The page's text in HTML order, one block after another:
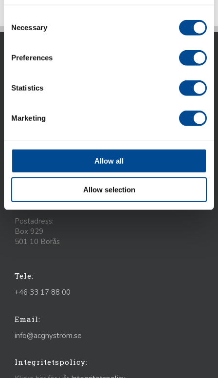
Selection
Necessary
Preferences
Statistics
Marketing
Allow all
Allow selection
marknadsför avancerad utrustning, system och kunskap
till den tillverkande industrin. ACG Nyström har idag 6
Ukraina.
Besöks- och leveransadresser:
504 31 Borås
Postadress:
Box 929
501 10 Borås
Tele:
+46 33 17 88 00
Email:
info@acgnystrom.se
Integritetspolicy: